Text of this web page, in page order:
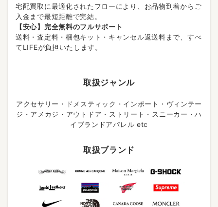
宅配買取に最適化されたフローにより、お品物到着からご
入金まで最短距離で完結。
【安心】完全無料のフルサポート
送料・査定料・梱包キット・キャンセル返送料まで、すべ
てLIFEが負担いたします。
取扱ジャンル
アクセサリー・ドメスティック・インポート・ヴィンテー
ジ・アメカジ・アウトドア・ストリート・スニーカー・ハ
イブランドアパレル etc
取扱ブランド